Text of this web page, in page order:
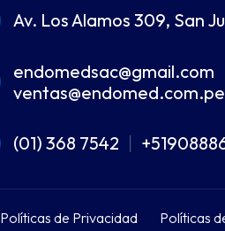
Av. Los Alamos 309, San
endomedsac@gmail.com
ventas@endomed.com.pe
(01) 368 7542
Políticas de Privacidad Políticas